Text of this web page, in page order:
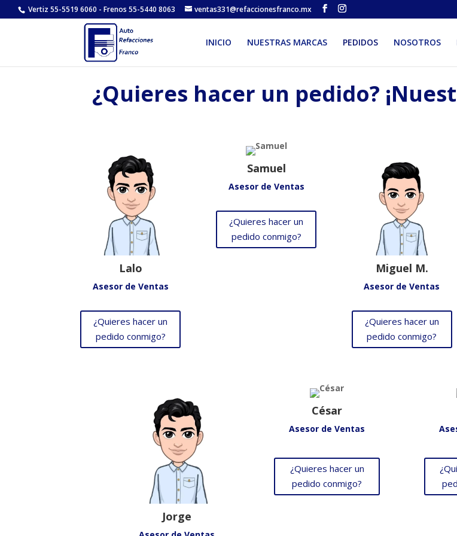
Vertiz 55-5519 6060 - Frenos 55-5440 8063 ventas331@refaccionesfranco.mx
INICIO NUESTRAS MARCAS PEDIDOS NOSOTROS
¿Quieres hacer un pedido?
Lalo
Asesor de Ventas
¿Quieres hacer un
pedido conmigo?
Samuel
Asesor de Ventas
¿Quieres hacer un
pedido conmigo?
Miguel M.
Asesor de Ventas
¿Quieres hacer un
pedido conmigo?
Jorge
César
Asesor de Ventas
¿Quieres hacer un
pedido conmigo?